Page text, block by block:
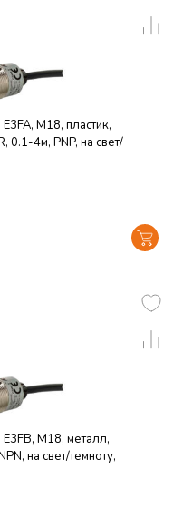
M18, пластик,
0.1-4м, PNP, на свет/
M18, металл,
на свет/темноту,